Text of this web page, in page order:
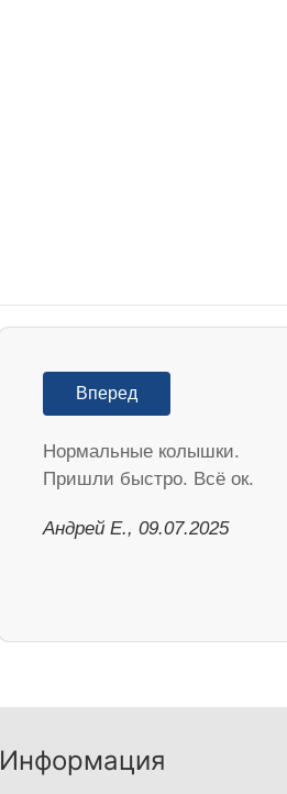
Вперед
Нормальные колышки.
Пришли быстро. Всё ок.
Андрей Е., 09.07.2025
Информация